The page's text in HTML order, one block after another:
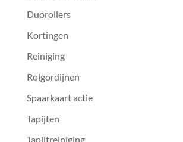
Duorollers
Kortingen
Reiniging
Rolgordijnen
Spaarkaart actie
Tapijten
Tapijtreiniging